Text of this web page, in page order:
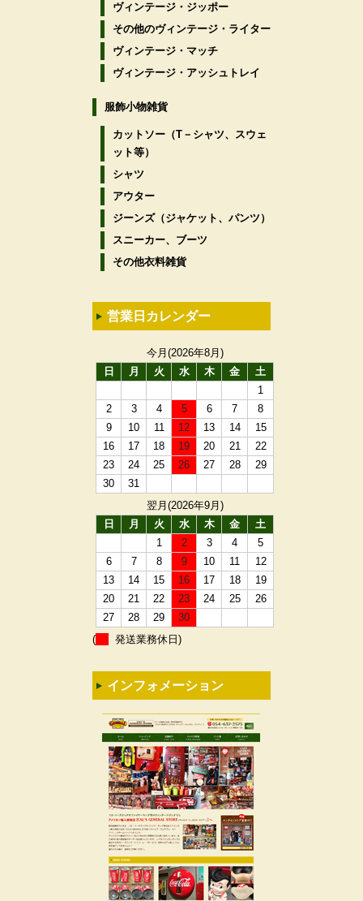
ヴィンテージ・ジッポー
その他のヴィンテージ・ライター
ヴィンテージ・マッチ
ヴィンテージ・アッシュトレイ
服飾小物雑貨
カットソー（T－シャツ、スウェ
ット等）
シャツ
アウター
ジーンズ（ジャケット、パンツ）
スニーカー、ブーツ
その他衣料雑貨
営業日カレンダー
今月(2026年8月)
日
月 火 水 木 金
土
1
2
3 4 5 6 7
8
9
10 11 12 13 14
15
16
17 18 19 20 21
22
23
24 25 26 27 28
29
30
31
翌月(2026年9月)
日
月 火 水 木 金
土
1
2 3 4
5
6
7 8 9 10 11
12
13
14 15 16 17 18
19
20
21 22 23 24 25
26
27
28 29
30
(
発送業務休日)
インフォメーション